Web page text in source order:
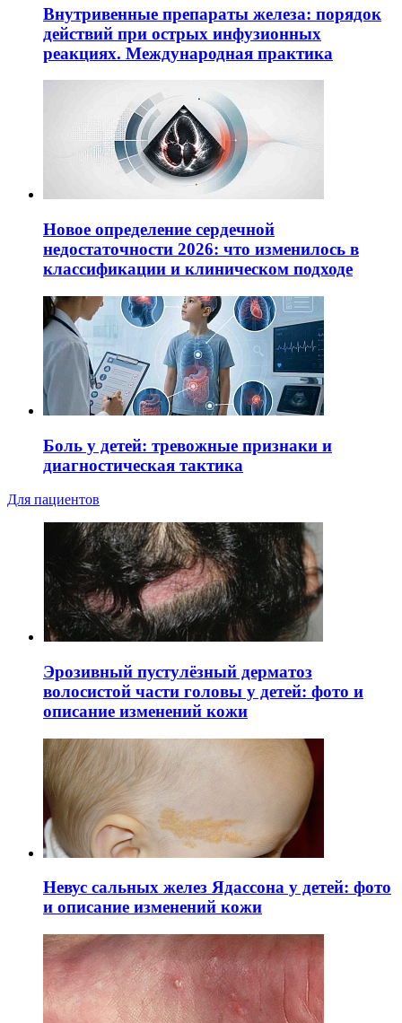
Внутривенные препараты железа: порядок
действий при острых инфузионных
реакциях. Международная практика
Новое определение сердечной
недостаточности 2026: что изменилось в
классификации и клиническом подходе
Боль у детей: тревожные признаки и
диагностическая тактика
Для пациентов
Эрозивный пустулёзный дерматоз
волосистой части головы у детей: фото и
описание изменений кожи
Невус сальных желез Ядассона у детей: фото
и описание изменений кожи